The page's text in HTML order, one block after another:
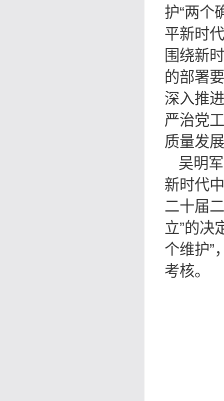
护“两个
平新时
围绕新
的部署
深入推
严治党
质量发
吴明
新时代
二十届
立”的决
个维护”
考核。